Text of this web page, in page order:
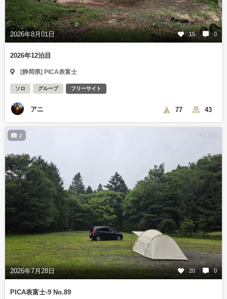
2026年8月01日 15 0
2026年12泊目
[静岡県] PICA表富士
ソロ グループ フリーサイト
アニ 77 43
7月29日
2026年7月28日 20 0
2
PICA表富士-9 No.89